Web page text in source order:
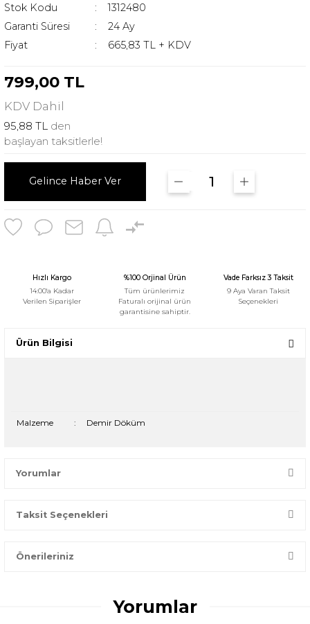
Stok Kodu
1312480
Garanti Süresi
24 Ay
Fiyat
665,83 TL + KDV
799,00 TL
KDV Dahil
95,88 TL den
başlayan taksitlerle!
Gelince Haber Ver
Hızlı Kargo
14:00'a Kadar
Verilen Siparişler
%100 Orjinal Ürün
Tüm ürünlerimiz
Faturalı orijinal ürün
garantisine sahiptir.
Vade Farksız 3 Taksit
9 Aya Varan Taksit
Seçenekleri
Ürün Bilgisi
Malzeme : Demir Döküm
Yorumlar
Taksit Seçenekleri
Önerileriniz
konularda yetersiz gördüğünüz noktaları öneri formunu
kullanarak tarafımıza iletebilirsiniz.
Yorumlar